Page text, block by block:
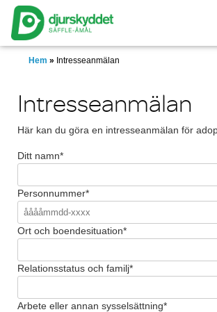
Skip
main
contentHem » Intresseanmälan
Intresseanmälan
Här kan du göra en intresseanmälan för
Ditt namn*
Personnummer*
Ort och boendesituation*
Relationsstatus och familj*
Arbete eller annan sysselsättning*